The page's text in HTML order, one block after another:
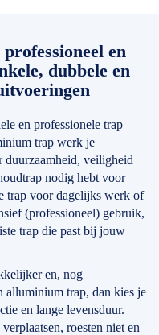
en
dubbele en
en professionele trap
trap werk je
duurzaamheid, veiligheid
nodig hebt voor
trap voor dagelijks werk of
(professioneel) gebruik,
trap die past bij jouw
en, nog
alluminium trap, dan kies je
en lange levensduur.
roesten niet en